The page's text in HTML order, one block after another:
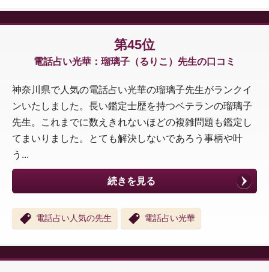
第45位
電話占い光華：瑠璃子（るりこ）先生の口コミ
神奈川県で人気の電話占い光華の瑠璃子先生がランクイ
ンいたしました。長い鑑定士歴を持つベテランの瑠璃子
先生。これまでに数えきれないほどの複雑問題も鑑定し
てまいりました。とても解決しないであろう事柄や叶
う...
続きを見る
電話占い人気の先生 電話占い光華